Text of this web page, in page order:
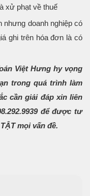
xử phạt về thuế
nhưng doanh nghiệp có
ghi trên hóa đơn là có
Việt Hưng hy vọng
trong quá trình làm
cần giải đáp xin liên
để được tư
mọi vấn đề.